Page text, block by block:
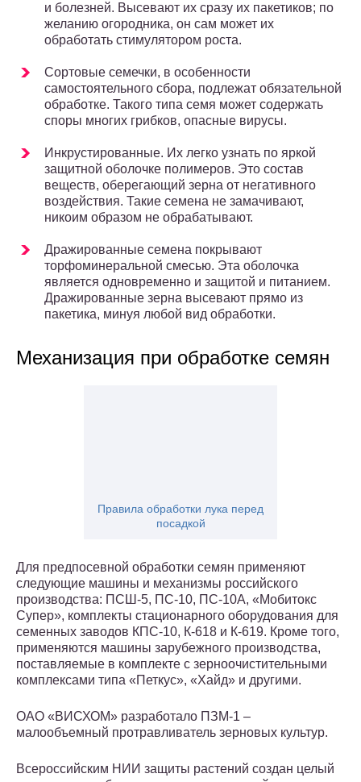
и болезней. Высевают их сразу их пакетиков; по
желанию огородника, он сам может их
обработать стимулятором роста.
Сортовые семечки, в особенности
самостоятельного сбора, подлежат обязательной
обработке. Такого типа семя может содержать
споры многих грибков, опасные вирусы.
Инкрустированные. Их легко узнать по яркой
защитной оболочке полимеров. Это состав
веществ, оберегающий зерна от негативного
воздействия. Такие семена не замачивают,
никоим образом не обрабатывают.
Дражированные семена покрывают
торфоминеральной смесью. Эта оболочка
является одновременно и защитой и питанием.
Дражированные зерна высевают прямо из
пакетика, минуя любой вид обработки.
Механизация при обработке семян
Правила обработки лука перед
посадкой
Для предпосевной обработки семян применяют
следующие машины и механизмы российского
производства: ПСШ-5, ПС-10, ПС-10А, «Мобитокс
Супер», комплекты стационарного оборудования для
семенных заводов КПС-10, К-618 и К-619. Кроме того,
применяются машины зарубежного производства,
поставляемые в комплекте с зерноочистительными
комплексами типа «Петкус», «Хайд» и другими.
ОАО «ВИСХОМ» разработало ПЗМ-1 –
малообъемный протравливатель зерновых культур.
Всероссийским НИИ защиты растений создан целый